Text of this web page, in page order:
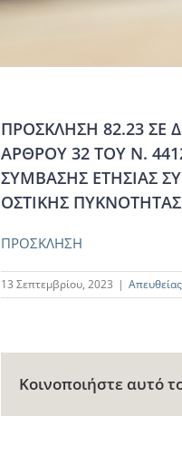
ΠΡΟΣΚΛΗΣΗ 82.23 ΣΕ
ΑΡΘΡΟΥ 32 ΤΟΥ Ν.
ΣΥΜΒΑΣΗΣ ΕΤΗΣΙΑΣ
ΟΣΤΙΚΗΣ
ΠΡΟΣΚΛΗΣΗ
13 Σεπτεμβρίου, 2023 |
Κοινοποιήστε αυτό